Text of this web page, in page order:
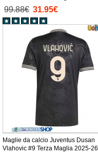
Manica Corta
99.88€ 31.95€
Maglie da calcio Juventus Dusan
Vlahovic #9 Terza Maglia 2025-26